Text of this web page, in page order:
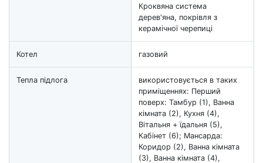
Кроквяна система
дерев'яна, покрівля з
керамічної черепиці
Котел газовий
Тепла підлога
використовується в таких
приміщеннях: Перший
поверх: Тамбур (1), Ванна
кімната (2), Кухня (4),
Вітальня + їдальня (5),
Кабінет (6); Мансарда:
Коридор (2), Ванна кімната
(3), Ванна кімната (4),